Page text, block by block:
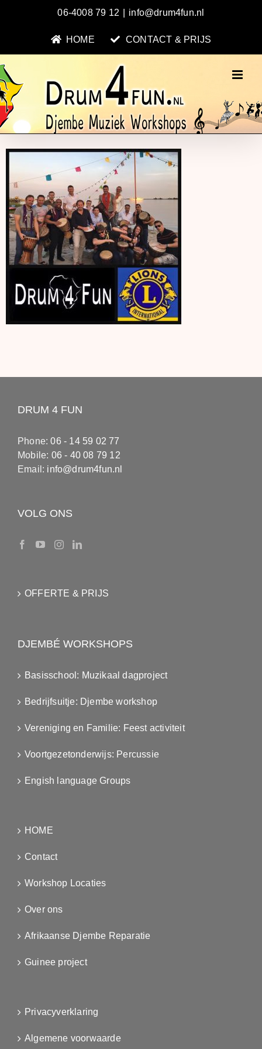
06-4008 79 12 info@drum4fun.nl
HOME CONTACT & PRIJS
DRUM 4 FUN
Phone:06 - 14 59 02 77
Mobile: 06 - 40 08 79 12
Email: info@drum4fun.nl
VOLG ONS
OFFERTE & PRIJS
DJEMBÉ WORKSHOPS
Basisschool: Muzikaal dagproject
Bedrijfsuitje: Djembe workshop
Vereniging en Familie: Feest activiteit
Voortgezetonderwijs: Percussie
Engish language Groups
HOME
Contact
Workshop Locaties
Over ons
Afrikaanse Djembe Reparatie
Guinee project
Privacyverklaring
Algemene voorwaarde